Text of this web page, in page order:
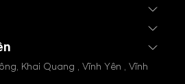
Khai Quang , Vĩnh Yên , Vĩnh